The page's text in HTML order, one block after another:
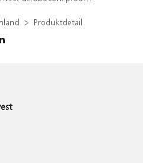
Produktdetail